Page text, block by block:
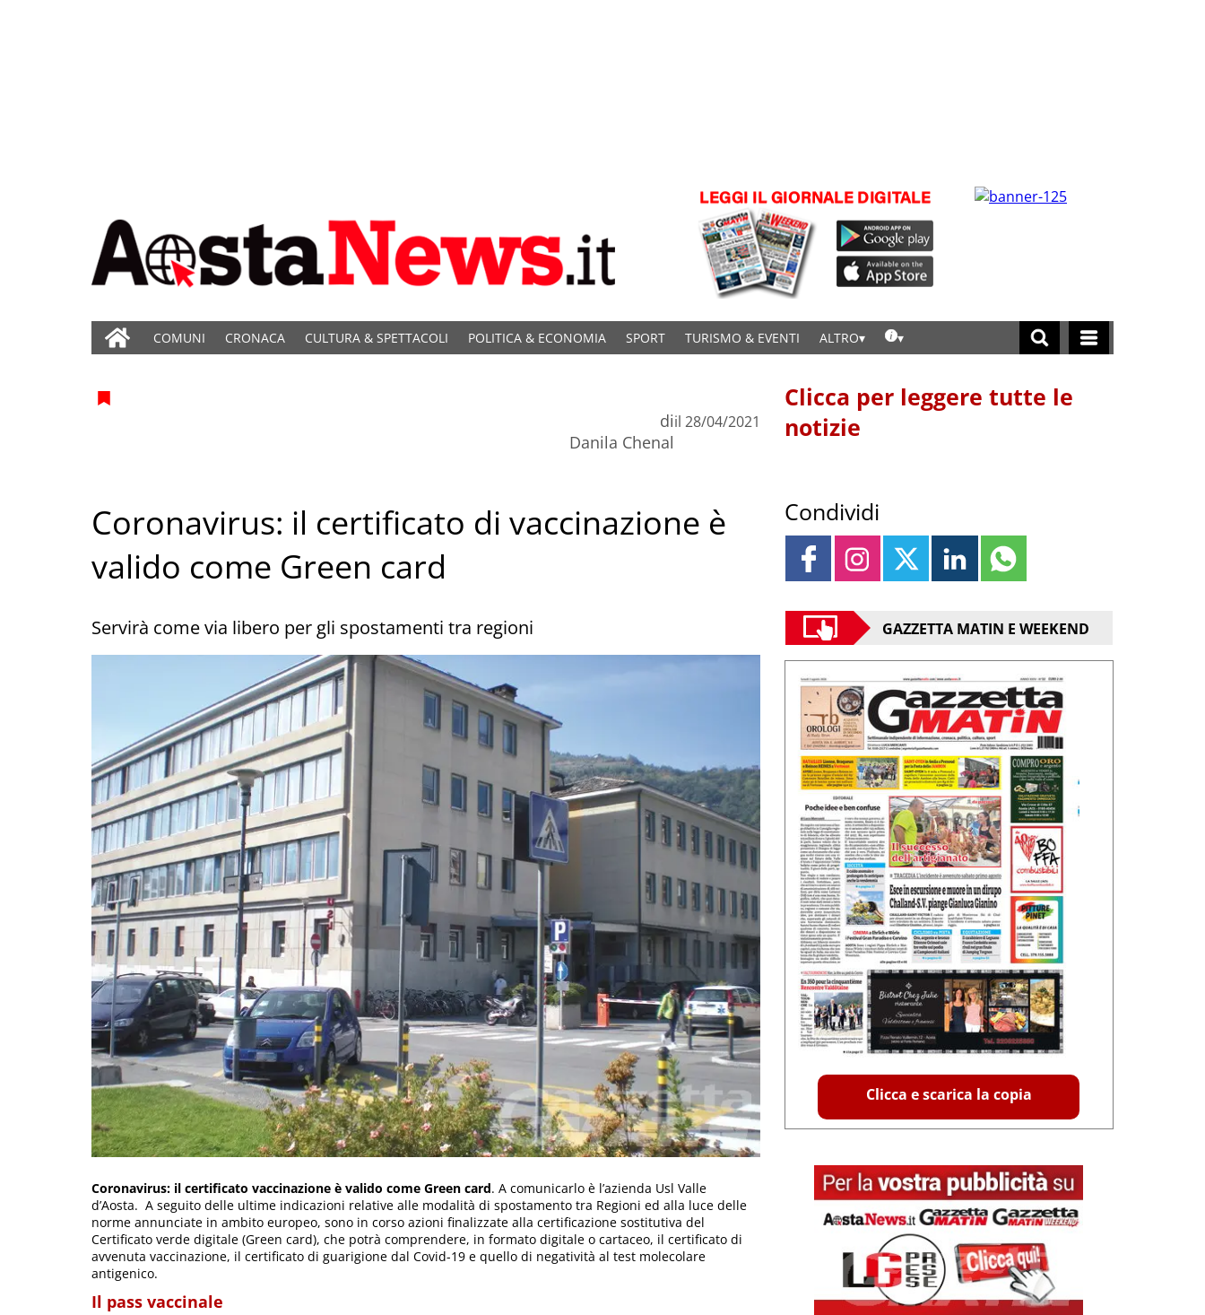
COMUNI CRONACA CULTURA & SPETTACOLI POLITICA & ECONOMIA SPORT TURISMO & EVENTI ALTRO
di
Danila Chenal
il 28/04/2021
Coronavirus: il certificato di vaccinazione è
valido come Green card
Servirà come via libero per gli spostamenti tra regioni
Coronavirus: il certificato vaccinazione è valido come Green card. A comunicarlo è l’azienda Usl Valle
d’Aosta. A seguito delle ultime indicazioni relative alle modalità di spostamento tra Regioni ed alla luce delle
norme annunciate in ambito europeo, sono in corso azioni finalizzate alla certificazione sostitutiva del
Certificato verde digitale (Green card), che potrà comprendere, in formato digitale o cartaceo, il certificato di
avvenuta vaccinazione, il certificato di guarigione dal Covid-19 e quello di negatività al test molecolare
antigenico.
Il pass vaccinale
Clicca per leggere tutte le
notizie
Condividi
GAZZETTA MATIN E WEEKEND
Clicca e scarica la copia